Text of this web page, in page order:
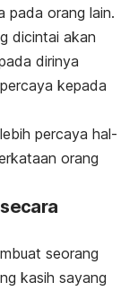
pada orang lain.
dicintai akan
dirinya
kepada
percaya hal-
orang
seorang
kasih sayang